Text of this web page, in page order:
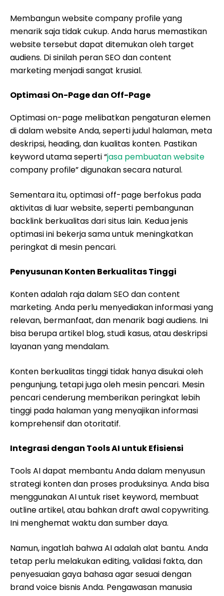
Membangun website company profile yang
menarik saja tidak cukup. Anda harus memastikan
website tersebut dapat ditemukan oleh target
audiens. Di sinilah peran SEO dan content
marketing menjadi sangat krusial.
Optimasi On-Page dan Off-Page
Optimasi on-page melibatkan pengaturan elemen
di dalam website Anda, seperti judul halaman, meta
deskripsi, heading, dan kualitas konten. Pastikan
keyword utama seperti “jasa pembuatan website
company profile” digunakan secara natural.
Sementara itu, optimasi off-page berfokus pada
aktivitas di luar website, seperti pembangunan
backlink berkualitas dari situs lain. Kedua jenis
optimasi ini bekerja sama untuk meningkatkan
peringkat di mesin pencari.
Penyusunan Konten Berkualitas Tinggi
Konten adalah raja dalam SEO dan content
marketing. Anda perlu menyediakan informasi yang
relevan, bermanfaat, dan menarik bagi audiens. Ini
bisa berupa artikel blog, studi kasus, atau deskripsi
layanan yang mendalam.
Konten berkualitas tinggi tidak hanya disukai oleh
pengunjung, tetapi juga oleh mesin pencari. Mesin
pencari cenderung memberikan peringkat lebih
tinggi pada halaman yang menyajikan informasi
komprehensif dan otoritatif.
Integrasi dengan Tools AI untuk Efisiensi
Tools AI dapat membantu Anda dalam menyusun
strategi konten dan proses produksinya. Anda bisa
menggunakan AI untuk riset keyword, membuat
outline artikel, atau bahkan draft awal copywriting.
Ini menghemat waktu dan sumber daya.
Namun, ingatlah bahwa AI adalah alat bantu. Anda
tetap perlu melakukan editing, validasi fakta, dan
penyesuaian gaya bahasa agar sesuai dengan
brand voice bisnis Anda. Pengawasan manusia